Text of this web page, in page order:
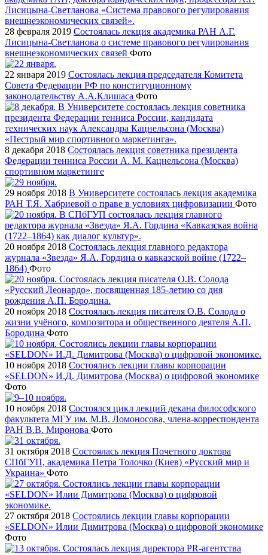
28 февраля 2019 Состоялась лекция академика РАН А.Г.
Лисицына-Светланова о системе правового регулирования
внешнеэкономических связей Фото
22 января 2019 Состоялась лекция председателя Комитета
Совета Федерации РФ по конституционному
законодательству А.А.Клишаса Фото
8 декабря 2018 Состоялась лекция советника президента
Федерации тенниса России А. М. Кацнельсона (Москва)
спортивном маркетинге
29 ноября 2018 В Университете состоялась лекция академика
РАН Т.Я. Хабриевой о праве в условиях цифровизации Фото
20 ноября 2018 Состоялась лекция главного редактора
журнала «Звезда» Я.А. Гордина о кавказской войне (1722–
1864) Фото
20 ноября 2018 Состоялась лекция писателя О.В. Солода о
жизни учёного, композитора и общественного деятеля А.П.
Бородина Фото
10 ноября 2018 Состоялись лекции главы корпорации
«SELDON» И.Д. Димитрова (Москва) о цифровой экономике
Фото
10 ноября 2018 Состоялся цикл лекций декана философского
факультета МГУ им. М.В. Ломоносова, члена-корреспондента
РАН В.В. Миронова Фото
31 октября 2018 Состоялась лекция Почетного доктора
СПбГУП, академика Петра Толочко (Киев) «Русский мир и
Украина» Фото
27 октября 2018 Состоялись лекции главы корпорации
«SELDON» Илии Димитрова (Москва) о цифровой экономике
Фото